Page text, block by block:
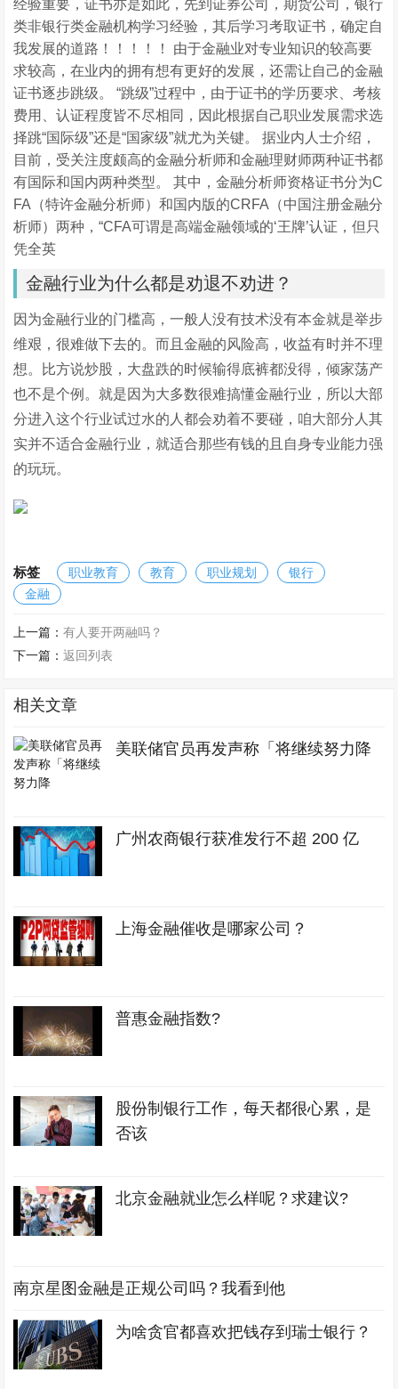
经验重要，证书亦是如此，先到证券公司，期货公司，银行
类非银行类金融机构学习经验，其后学习考取证书，确定自
我发展的道路！！！！！ 由于金融业对专业知识的较高要
求较高，在业内的拥有想有更好的发展，还需让自己的金融
证书逐步跳级。 “跳级”过程中，由于证书的学历要求、考核
费用、认证程度皆不尽相同，因此根据自己职业发展需求选
择跳“国际级”还是“国家级”就尤为关键。 据业内人士介绍，
目前，受关注度颇高的金融分析师和金融理财师两种证书都
有国际和国内两种类型。 其中，金融分析师资格证书分为C
FA（特许金融分析师）和国内版的CRFA（中国注册金融分
析师）两种，“CFA可谓是高端金融领域的‘王牌’认证，但只
凭全英
金融行业为什么都是劝退不劝进？
因为金融行业的门槛高，一般人没有技术没有本金就是举步
维艰，很难做下去的。而且金融的风险高，收益有时并不理
想。比方说炒股，大盘跌的时候输得底裤都没得，倾家荡产
也不是个例。就是因为大多数很难搞懂金融行业，所以大部
分进入这个行业试过水的人都会劝着不要碰，咱大部分人其
实并不适合金融行业，就适合那些有钱的且自身专业能力强
的玩玩。
标签 职业教育 教育 职业规划
银行
金融
上一篇：有人要开两融吗？
下一篇：返回列表
相关文章
美联储官员再发声称「将继续努力降
广州农商银行获准发行不超 200 亿
上海金融催收是哪家公司？
普惠金融指数?
股份制银行工作，每天都很心累，是
否该
北京金融就业怎么样呢？求建议?
南京星图金融是正规公司吗？我看到他
为啥贪官都喜欢把钱存到瑞士银行？